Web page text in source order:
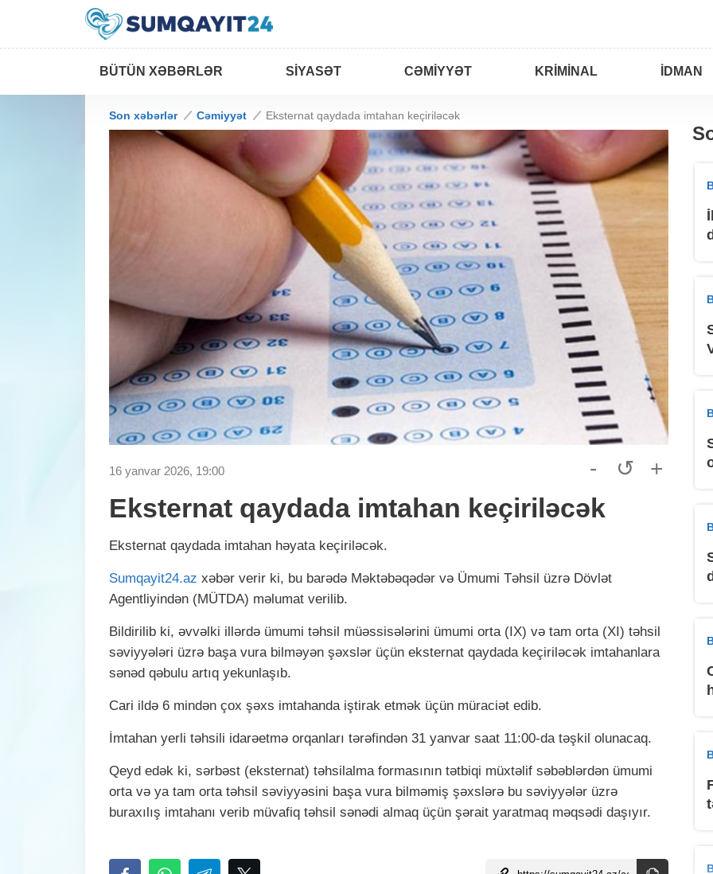
BÜTÜN XƏBƏRLƏR SIYASƏT CƏMIYYƏT KRIMINAL İDMAN
Son xəbərlər Cəmiyyət Eksternat qaydada imtahan keçiriləcək
16 yanvar 2026, 19:00 - ↺ +
Eksternat qaydada imtahan keçiriləcək
Eksternat qaydada imtahan həyata keçiriləcək.
Sumqayit24.az xəbər verir ki, bu barədə Məktəbəqədər və Ümumi Təhsil üzrə Dövlət
Agentliyindən (MÜTDA) məlumat verilib.
Bildirilib ki, əvvəlki illərdə ümumi təhsil müəssisələrini ümumi orta (IX) və tam orta (XI) təhsil
səviyyələri üzrə başa vura bilməyən şəxslər üçün eksternat qaydada keçiriləcək imtahanlara
sənəd qəbulu artıq yekunlaşıb.
Cari ildə 6 mindən çox şəxs imtahanda iştirak etmək üçün müraciət edib.
İmtahan yerli təhsili idarəetmə orqanları tərəfindən 31 yanvar saat 11:00-da təşkil olunacaq.
Qeyd edək ki, sərbəst (eksternat) təhsilalma formasının tətbiqi müxtəlif səbəblərdən ümumi
orta və ya tam orta təhsil səviyyəsini başa vura bilməmiş şəxslərə bu səviyyələr üzrə
buraxılış imtahanı verib müvafiq təhsil sənədi almaq üçün şərait yaratmaq məqsədi daşıyır.